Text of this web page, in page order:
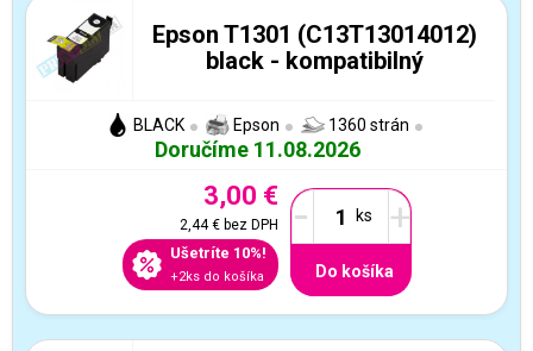
Epson T1301 (C13T13014012)
black - kompatibilný
BLACK Epson 1360 strán
Doručíme 11.08.2026
3,00 €
2,44 €bez DPH
Ušetríte 10%!
+2ks do košíka
- +
Do košíka